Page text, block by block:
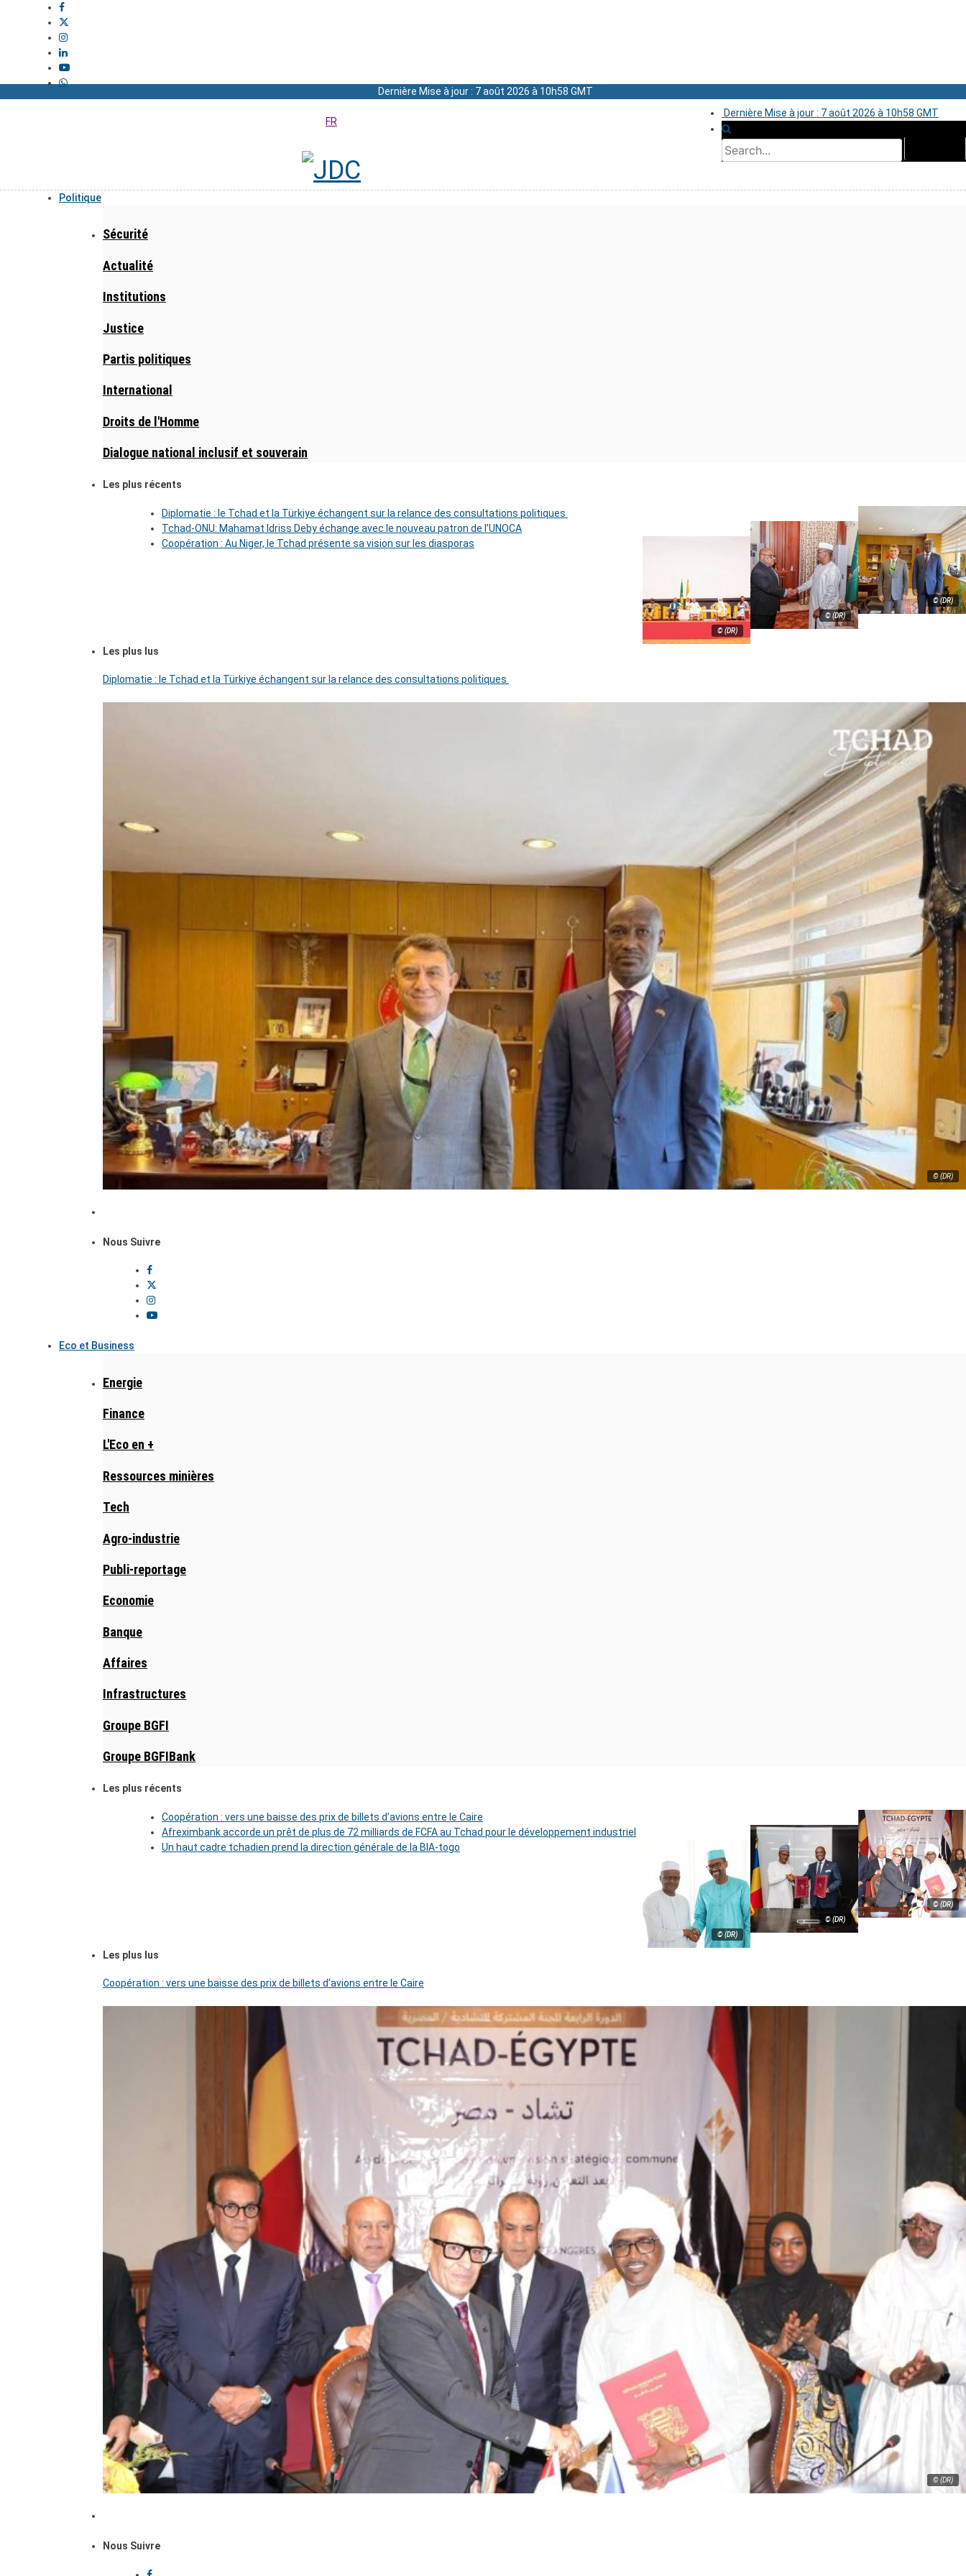
Dernière Mise à jour : 7 août 2026 à 10h58 GMT
Dernière Mise à jour : 7 août 2026 à 10h58 GMT
FR
Politique
Sécurité
Actualité
Institutions
Justice
Partis politiques
International
Droits de l'Homme
Dialogue national inclusif et souverain
Les plus récents
© (DR)
Diplomatie : le Tchad et la Türkiye échangent sur la relance des consultations politiques
© (DR)
Tchad-ONU: Mahamat Idriss Deby échange avec le nouveau patron de l’UNOCA
© (DR)
Coopération : Au Niger, le Tchad présente sa vision sur les diasporas
Les plus lus
Diplomatie : le Tchad et la Türkiye échangent sur la relance des consultations politiques
© (DR)
Nous Suivre
Eco et Business
Energie
Finance
L'Eco en +
Ressources minières
Tech
Agro-industrie
Publi-reportage
Economie
Banque
Affaires
Infrastructures
Groupe BGFI
Groupe BGFIBank
Les plus récents
© (DR)
Coopération : vers une baisse des prix de billets d’avions entre le Caire
© (DR)
Afreximbank accorde un prêt de plus de 72 milliards de FCFA au Tchad pour le développement industriel
© (DR)
Un haut cadre tchadien prend la direction générale de la BIA-togo
Les plus lus
Coopération : vers une baisse des prix de billets d’avions entre le Caire
© (DR)
Nous Suivre